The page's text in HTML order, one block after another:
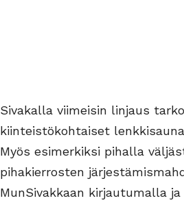
Sivakalla viimeisin linjaus
kiinteistökohtaiset
Myös esimerkiksi pihalla
pihakierrosten
MunSivakkaan kirjautumalla ja